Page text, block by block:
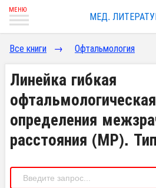
МЕД.
Все книги → Офтальмология
Линейка гибкая
определения
расстояния (МР).